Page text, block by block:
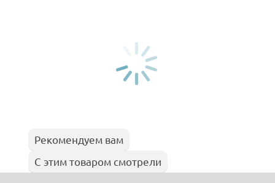
Рекомендуем вам
С этим товаром смотрели